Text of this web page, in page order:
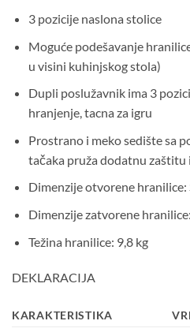
3 pozicije naslona stolice
Moguće podešavanje
u visini kuhinjskog stola)
Dupli poslužavnik ima 3
hranjenje, tacna za igru
Prostrano i meko sedište sa
tačaka pruža dodatnu zaštitu
Dimenzije otvorene hranilice:
Dimenzije zatvorene
Težina hranilice: 9,8 kg
DEKLARACIJA
KARAKTERISTIKA